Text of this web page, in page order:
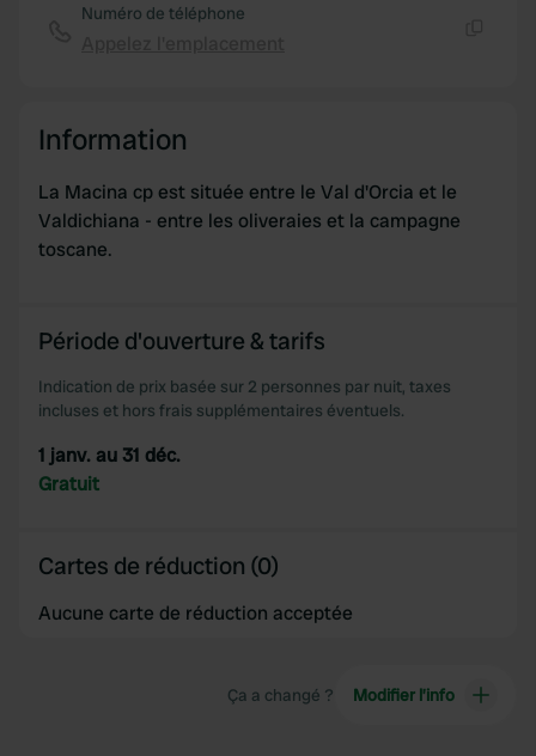
Numéro de téléphone
Information
La Macina cp est située entre le Val d'Orcia et le
Valdichiana - entre les oliveraies et la campagne
toscane.
Période d'ouverture & tarifs
Indication de prix basée sur 2 personnes par nuit, taxes
incluses et hors frais supplémentaires éventuels.
1 janv. au 31 déc.
Gratuit
Cartes de réduction (0)
Aucune carte de réduction acceptée
Ça a changé ? Modifier l’info